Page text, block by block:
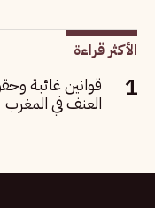
الأكثر قراءة
قوانين غائبة
العنف في المغرب